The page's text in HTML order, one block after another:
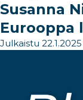
Susanna
Eurooppa
Julkaistu 22.1.2025